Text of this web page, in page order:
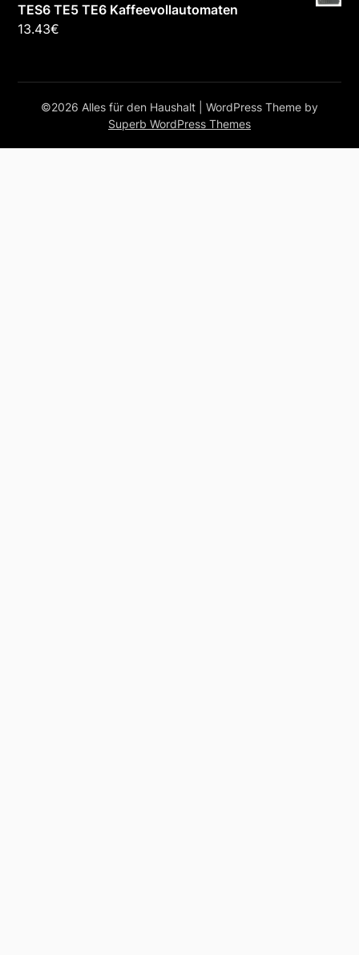
TES6 TE5 TE6 Kaffeevollautomaten
13.43€
©2026 Alles für den Haushalt
| WordPress Theme by
Superb WordPress Themes